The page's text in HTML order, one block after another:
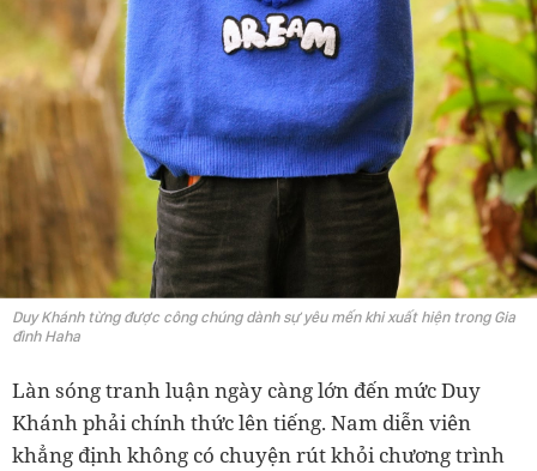
Duy Khánh từng được công chúng dành sự yêu mến khi xuất hiện trong Gia
đình Haha
Làn sóng tranh luận ngày càng lớn đến mức Duy
Khánh phải chính thức lên tiếng. Nam diễn viên
khẳng định không có chuyện rút khỏi chương trình